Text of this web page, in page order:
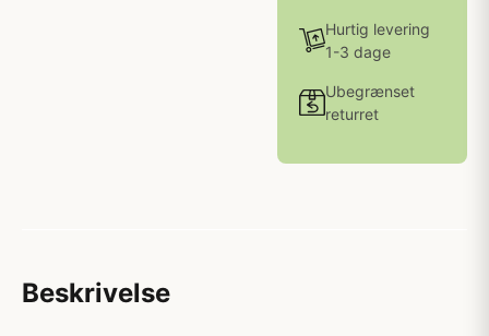
Hurtig levering
1-3 dage
Ubegrænset
returret
Beskrivelse